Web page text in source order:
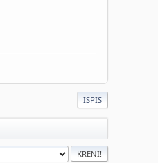
ISPIS